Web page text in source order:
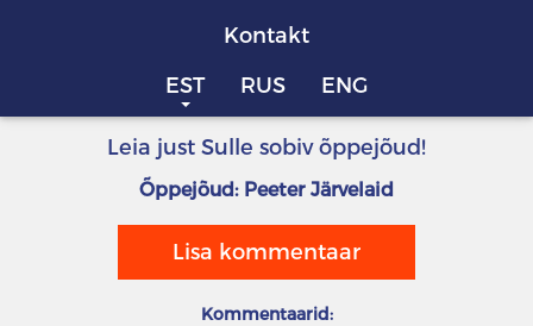
Kontakt
EST
RUS ENG
Leia just Sulle sobiv õppejõud!
Õppejõud: Peeter Järvelaid
Lisa kommentaar
Kommentaarid: